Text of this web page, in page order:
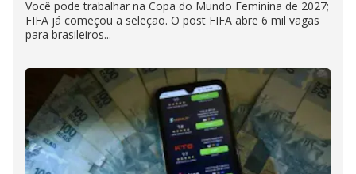
Você pode trabalhar na Copa do Mundo Feminina de 2027;
FIFA já começou a seleção. O post FIFA abre 6 mil vagas
para brasileiros...